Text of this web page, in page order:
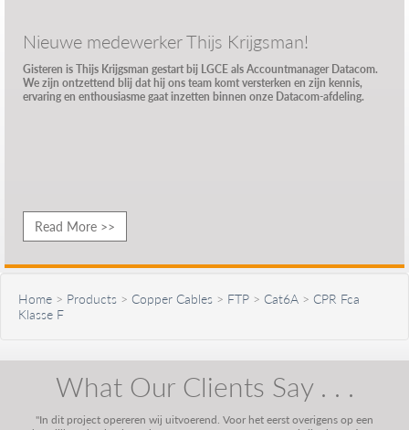
Nieuwe medewerker Thijs Krijgsman!
Gisteren is Thijs Krijgsman gestart bij LGCE als Accountmanager Datacom.
We zijn ontzettend blij dat hij ons team komt versterken en zijn kennis,
ervaring en enthousiasme gaat inzetten binnen onze Datacom-afdeling.
Read More >>
Home > Products > Copper Cables > FTP > Cat6A > CPR Fca
Klasse F
What Our Clients Say . . .
"In dit project opereren wij uitvoerend. Voor het eerst overigens op een